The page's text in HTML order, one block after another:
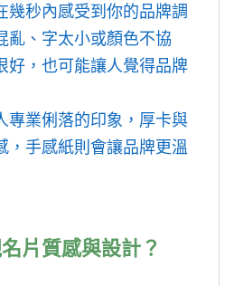
幾秒內感受到你的品牌調
亂、字太小或顏色不協
好，也可能讓人覺得品牌
專業俐落的印象，厚卡與
，手感紙則會讓品牌更溫
片質感與設計？